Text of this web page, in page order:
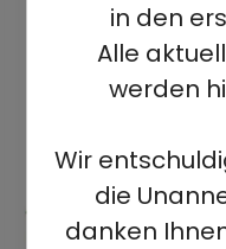
in den
Alle
werden
Wir
die
danken